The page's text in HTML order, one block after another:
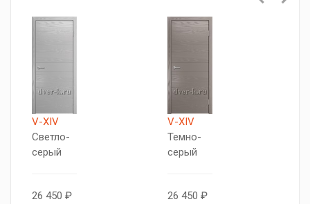
V-XIV
Светло-
серый
26 450 ₽
V-XIV
Темно-
серый
26 450 ₽